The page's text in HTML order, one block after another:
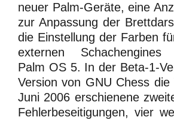
neuer Palm-Geräte, eine
zur Anpassung der
die Einstellung der Farben
externen
Palm OS 5. In der Beta-1-
Version von GNU Chess
Juni 2006 erschienene
Fehlerbeseitigungen, vier